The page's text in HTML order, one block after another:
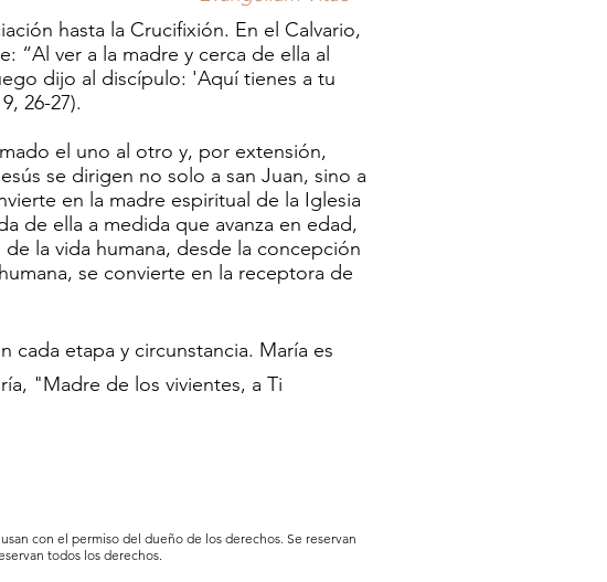
hasta la Crucifixión. En el Calvario,
“Al ver a la madre y cerca de ella al
dijo al discípulo: 'Aquí tienes a tu
26-27).
el uno al otro y, por extensión,
se dirigen no solo a san Juan, sino a
en la madre espiritual de la Iglesia
de ella a medida que avanza en edad,
la vida humana, desde la concepción
se convierte en la receptora de
cada etapa y circunstancia. María es
"Madre de los vivientes, a Ti
con el permiso del dueño de los derechos. Se reservan
todos los derechos.